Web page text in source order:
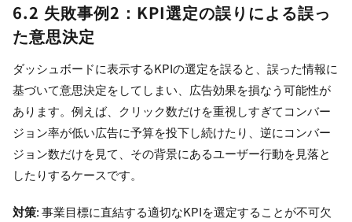
6.2 失敗事例2：KPI選定の誤りによる誤っ
た意思決定
ダッシュボードに表示するKPIの選定を誤ると、誤った情報に
基づいて意思決定をしてしまい、広告効果を損なう可能性が
あります。例えば、クリック数だけを重視しすぎてコンバー
ジョン率が低い広告に予算を投下し続けたり、逆にコンバー
ジョン数だけを見て、その背景にあるユーザー行動を見落と
したりするケースです。
対策: 事業目標に直結する適切なKPIを選定することが不可欠